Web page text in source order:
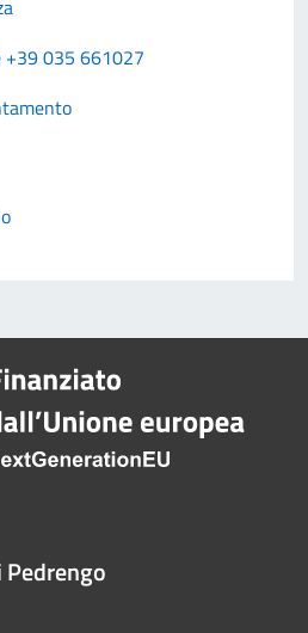
+39 035 661027
Pedrengo